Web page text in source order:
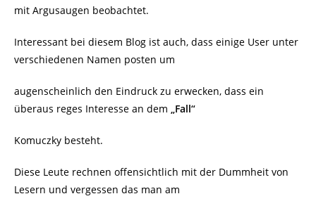
mit Argusaugen beobachtet.
Interessant bei diesem Blog ist auch, dass einige User unter
verschiedenen Namen posten um
augenscheinlich den Eindruck zu erwecken, dass ein
überaus reges Interesse an dem „Fall“
Komuczky besteht.
Diese Leute rechnen offensichtlich mit der Dummheit von
Lesern und vergessen das man am